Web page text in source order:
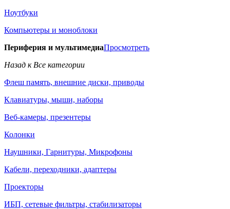
Ноутбуки
Компьютеры и моноблоки
Периферия и мультимедиаПросмотреть
Назад к Все категории
Флеш память, внешние диски, приводы
Клавиатуры, мыши, наборы
Веб-камеры, презентеры
Колонки
Наушники, Гарнитуры, Микрофоны
Кабели, переходники, адаптеры
Проекторы
ИБП, сетевые фильтры, стабилизаторы